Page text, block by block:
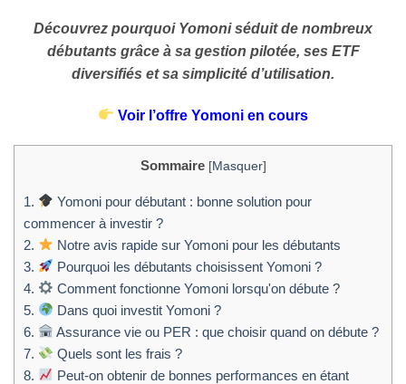
Découvrez pourquoi Yomoni séduit de nombreux
débutants grâce à sa gestion pilotée, ses ETF
diversifiés et sa simplicité d’utilisation.
Voir l’offre Yomoni en cours
Sommaire [Masquer]
1.
Yomoni pour débutant : bonne solution pour
commencer à investir ?
2.
Notre avis rapide sur Yomoni pour les débutants
3.
Pourquoi les débutants choisissent Yomoni ?
4.
Comment fonctionne Yomoni lorsqu'on débute ?
5.
Dans quoi investit Yomoni ?
6.
Assurance vie ou PER : que choisir quand on débute ?
7.
Quels sont les frais ?
8.
Peut-on obtenir de bonnes performances en étant